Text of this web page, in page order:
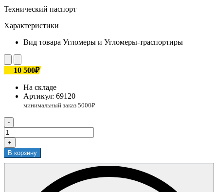
Технический паспорт
Характеристики
Вид товара Угломеры и Угломеры-траспортиры
10 500₽
На складе
Артикул: 69120
-
+
В корзину